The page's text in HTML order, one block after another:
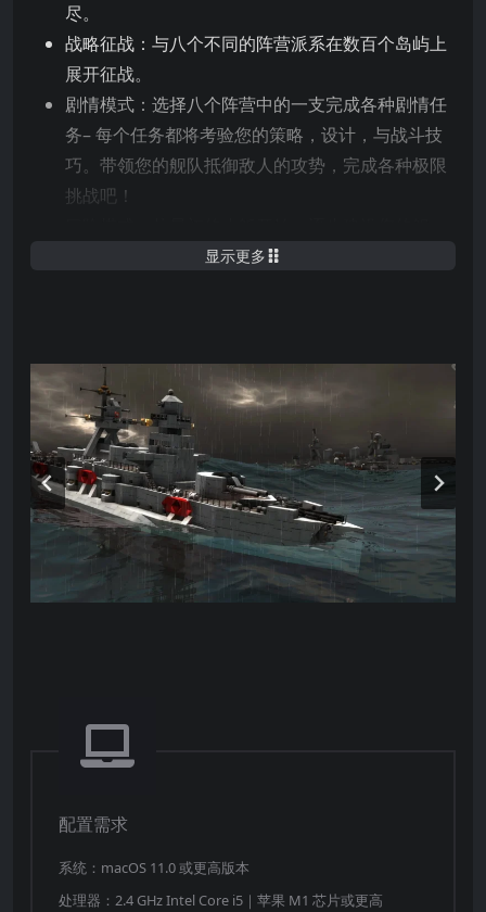
尽。
战略征战：与八个不同的阵营派系在数百个岛屿上
展开征战。
剧情模式：选择八个阵营中的一支完成各种剧情任
务– 每个任务都将考验您的策略，设计，与战斗技
巧。带领您的舰队抵御敌人的攻势，完成各种极限
挑战吧！
队。一边躲避危险的敌人，一边漫游浩瀚宇宙。
筑物。游戏中有1000多种独特的组件块可供使用。
此外，还有用于制造导弹、鱼雷、深水炸药和炸弹
的38中不同组件和用于制造终极炮弹的34种特殊组
件！
苍穹无极限。您可以用大炮、激光、地雷、炸弹、
导弹、鱼雷、螺旋桨、舵、喷气发动机、机翼、水
翼艇、热气球、锚、蓝图生成器、维修机器人、气
泵、自动控制块以及其他多种装备来武装您的载
时发生变化。
打造最棒的社区。和玩家竞赛，分享设计图。让茫
您可以在各种单机和联机模式 (征战，合作征战，
任务，冒险)中使用您的设计。
显示更多
配置需求
系统：macOS 11.0 或更高版本
处理器：2.4 GHz Intel Core i5｜苹果 M1 芯片或更高